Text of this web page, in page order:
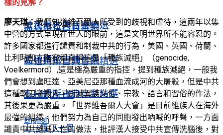
孟德爾松古典音樂
布拉姆斯古典音樂精選
上一個 下一個
English
維瓦地古典音樂精選
孟德爾松古典音樂
布拉姆斯古典音樂精選
上一個 下一個
樣的見解？
廖天琪：我們知道維吾爾人所受到的歧視和虐待，這兩年以集
中營的方式呈現在世人的眼前，這是文明世界所不能容忍的。
許多國家都進行譴責和制裁中共的行為，美國、英國、荷蘭、
比利時和立陶宛都直稱這是「種族滅絕」（genocide,
Voelkermord）,這是極為嚴重的指控，提到種族滅絕，一般我
們會想到盧旺達、亞美尼亞那種血流成河的大屠殺，但是中共
這種軟刀子殺人，消滅異族文化、宗教、語言和習俗的作法，
其後果更為嚴重。「世界維吾爾人大會」是目前維族人在海外
最強的組織，他們努力為自己的同胞發出吶喊的呼聲，一方面
譴責中共絕滅人性的做法，批評漢人接受中共宣傳洗腦後，對